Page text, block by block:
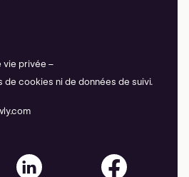
vie privée –
de cookies ni de données de suivi.